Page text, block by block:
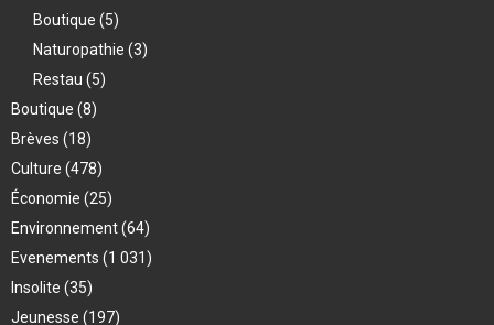
Boutique (5)
Naturopathie (3)
Restau (5)
Boutique (8)
Brèves (18)
Culture (478)
Économie (25)
Environnement(64)
Evenements (1 031)
Insolite (35)
Jeunesse (197)